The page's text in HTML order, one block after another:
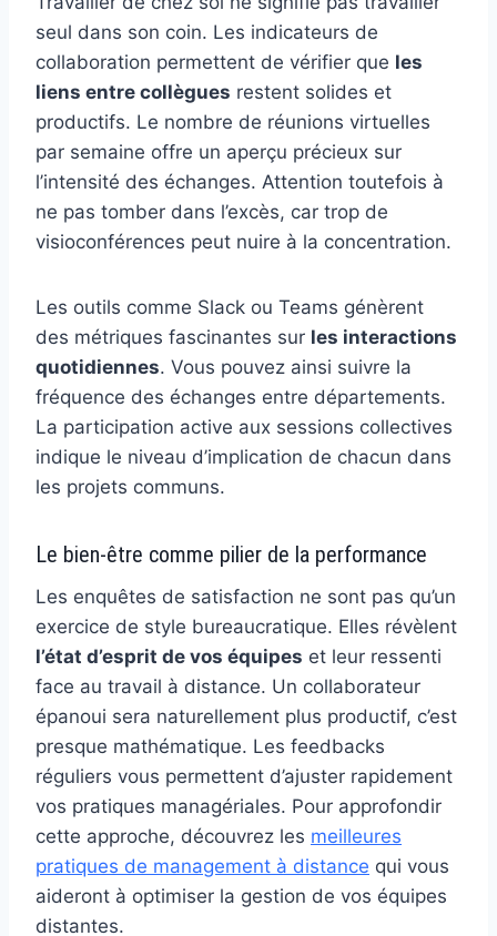
seul dans son coin. Les indicateurs de
collaboration permettent de vérifier que les
liens entre collègues restent solides et
productifs. Le nombre de réunions virtuelles
par semaine offre un aperçu précieux sur
l’intensité des échanges. Attention toutefois à
ne pas tomber dans l’excès, car trop de
visioconférences peut nuire à la concentration.
Les outils comme Slack ou Teams génèrent
des métriques fascinantes sur les interactions
quotidiennes. Vous pouvez ainsi suivre la
fréquence des échanges entre départements.
La participation active aux sessions collectives
indique le niveau d’implication de chacun dans
les projets communs.
Le bien-être comme pilier de la performance
Les enquêtes de satisfaction ne sont pas qu’un
exercice de style bureaucratique. Elles révèlent
l’état d’esprit de vos équipes et leur ressenti
face au travail à distance. Un collaborateur
épanoui sera naturellement plus productif, c’est
presque mathématique. Les feedbacks
réguliers vous permettent d’ajuster rapidement
vos pratiques managériales. Pour approfondir
cette approche, découvrez les meilleures
pratiques de management à distance qui vous
aideront à optimiser la gestion de vos équipes
distantes.